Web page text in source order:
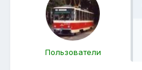
Пользователи